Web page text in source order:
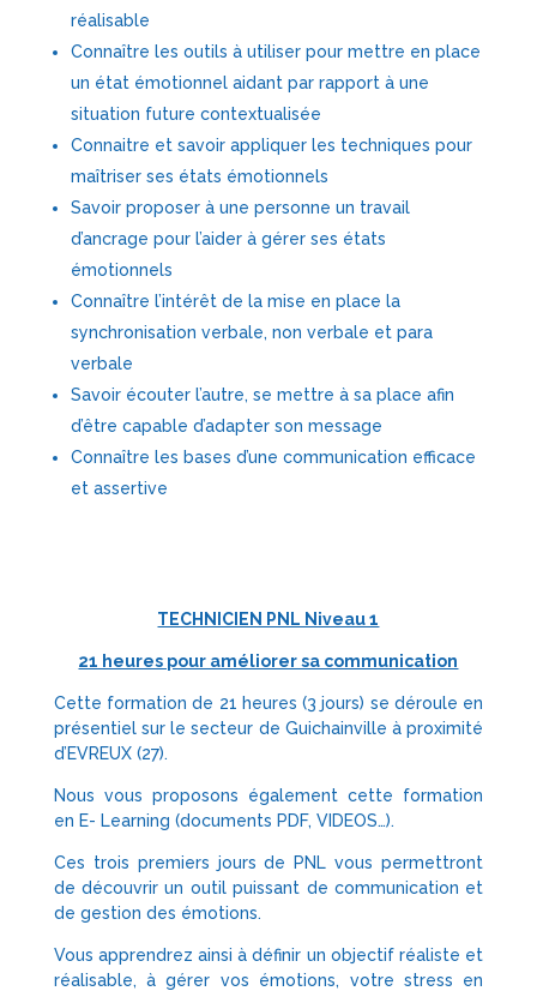
réalisable
Connaître les outils à utiliser pour mettre en place
un état émotionnel aidant par rapport à une
situation future contextualisée
Connaitre et savoir appliquer les techniques pour
maîtriser ses états émotionnels
Savoir proposer à une personne un travail
d’ancrage pour l’aider à gérer ses états
émotionnels
Connaître l’intérêt de la mise en place la
synchronisation verbale, non verbale et para
verbale
Savoir écouter l’autre, se mettre à sa place afin
d’être capable d’adapter son message
Connaître les bases d’une communication efficace
et assertive
TECHNICIEN PNL Niveau 1
21 heures pour améliorer sa communication
Cette formation de 21 heures (3 jours) se déroule en
présentiel sur le secteur de Guichainville à proximité
d’EVREUX (27).
Nous vous proposons également cette formation
en E- Learning (documents PDF, VIDEOS…).
Ces trois premiers jours de PNL vous permettront
de découvrir un outil puissant de communication et
de gestion des émotions.
Vous apprendrez ainsi à définir un objectif réaliste et
réalisable, à gérer vos émotions, votre stress en